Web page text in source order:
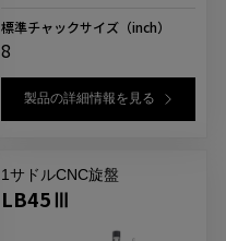
標準チャックサイズ（inch）
8
製品の詳細情報を見る
1サドルCNC旋盤
LB45Ⅲ